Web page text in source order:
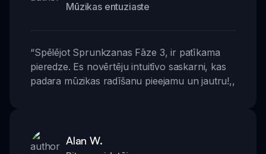
Mūzikas entuziaste
“Spēlējot Sprunkzanas Fāze 3, ir patīkama
pieredze. Es novērtēju intuitīvo saskarni, kas
padara mūzikas radīšanu pieejamu un jautru!,,
Alan W.